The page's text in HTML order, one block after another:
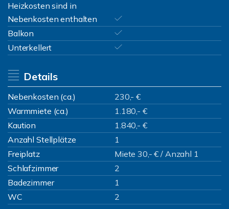
Heizkosten sind in
Nebenkosten enthalten
Balkon
Unterkellert
Details
Nebenkosten (ca.)
230,- €
Warmmiete (ca.)
1.180,- €
Kaution
1.840,- €
Anzahl Stellplätze
1
Freiplatz
Miete 30,- € / Anzahl 1
Schlafzimmer
2
Badezimmer
1
WC
2